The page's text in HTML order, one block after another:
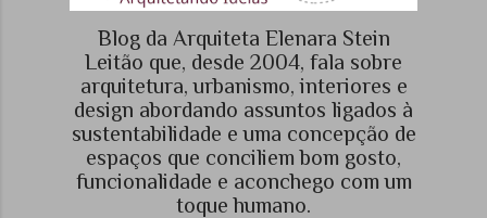
Blog da Arquiteta Elenara Stein
Leitão que, desde 2004, fala sobre
arquitetura, urbanismo, interiores e
design abordando assuntos ligados à
sustentabilidade e uma concepção de
espaços que conciliem bom gosto,
funcionalidade e aconchego com um
toque humano.